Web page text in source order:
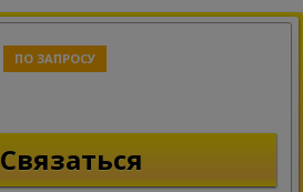
ПО ЗАПРОСУ
Связаться